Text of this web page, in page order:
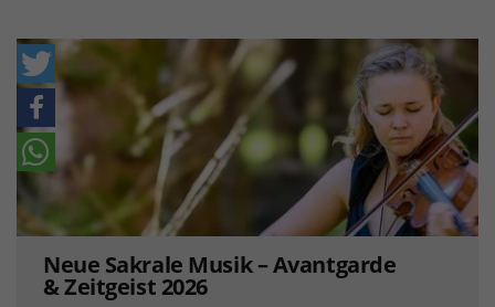
Neue Sakrale Musik – Avantgarde
& Zeitgeist 2026